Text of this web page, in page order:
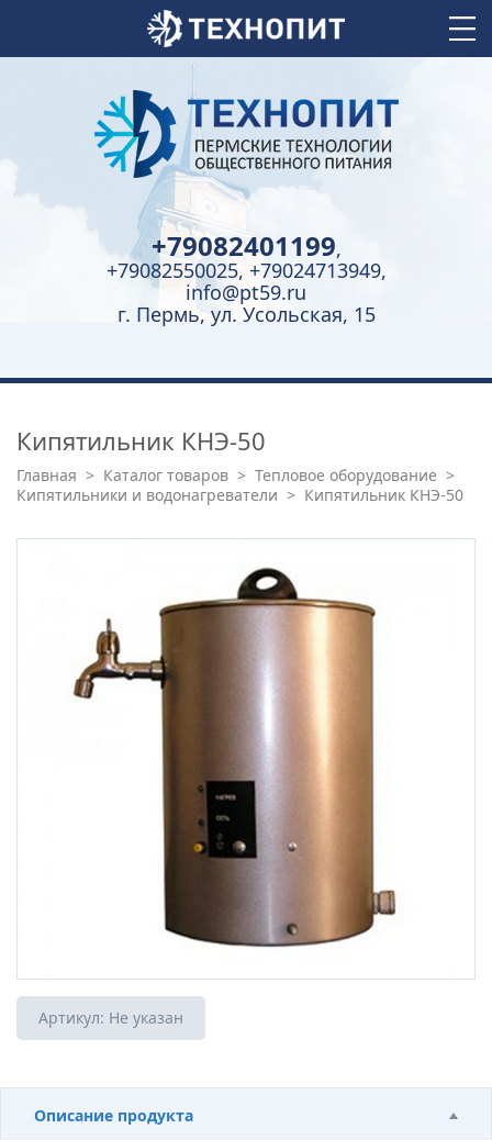
+79082401199,
+79082550025, +79024713949,
info@pt59.ru
г. Пермь, ул. Усольская, 15
Кипятильник КНЭ-50
Главная > Каталог товаров > Тепловое оборудование >
Кипятильники и водонагреватели > Кипятильник КНЭ-50
Артикул: Не указан
Описание продукта